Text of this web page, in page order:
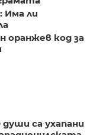
Има ли
оранжев код за
са ухапани